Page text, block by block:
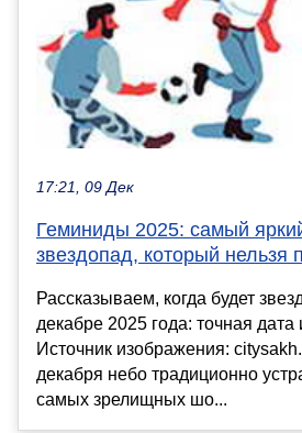
17:21, 09 Дек
Геминиды 2025: самый
звездопад, который нельзя
Рассказываем, когда будет
декабре 2025 года: точная дата
Источник изображения:
декабря небо традиционно
самых зрелищных шо...